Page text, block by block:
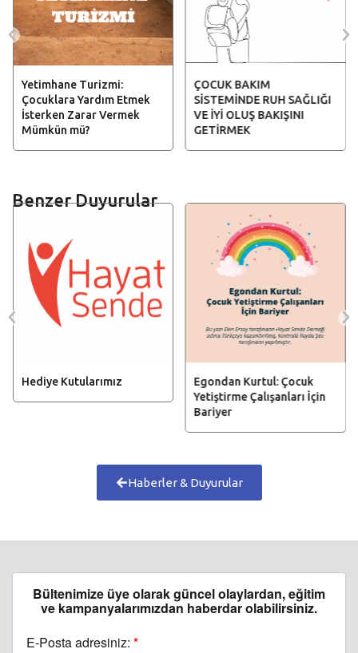
Yetimhane Turizmi:
Çocuklara Yardım Etmek
İsterken Zarar Vermek
Mümkün mü?
ÇOCUK BAKIM
SİSTEMİNDE RUH SAĞLIĞI
VE İYİ OLUŞ BAKIŞINI
GETİRMEK
Benzer Duyurular
Hediye Kutularımız
Egondan Kurtul: Çocuk
Yetiştirme Çalışanları İçin
Bariyer
Haberler & Duyurular
Bültenimize üye olarak güncel olaylardan, eğitim
ve kampanyalarımızdan haberdar olabilirsiniz.
E-Posta adresiniz: *